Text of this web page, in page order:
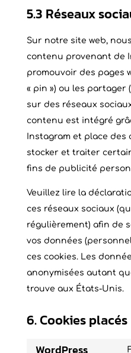
5.3 Réseaux
Sur notre site web,
contenu provenant de
promouvoir des pages
« pin ») ou les partager
sur des réseaux
contenu est intégré
Instagram et place des
stocker et traiter
fins de publicité
Veuillez lire la
ces réseaux sociaux
régulièrement) afin de
vos données
ces cookies. Les
anonymisées autant
trouve aux États-Unis.
6. Cookies placés
WordPress